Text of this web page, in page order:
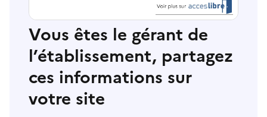
Vous êtes le gérant de
l’établissement, partagez
ces informations sur
votre site